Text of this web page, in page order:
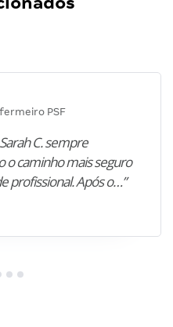
PSF
C. sempre
o caminho mais seguro
profissional. Após o…”